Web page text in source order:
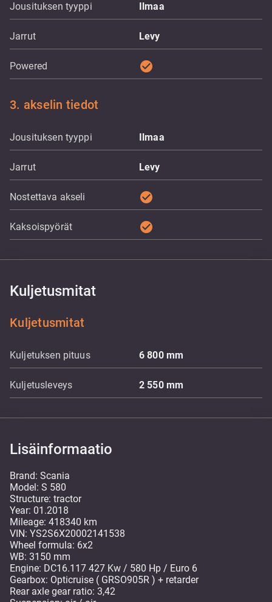
Jousituksen tyyppi Ilmaa
Jarrut Levy
Powered check_circle
3. akselin tiedot
Jousituksen tyyppi Ilmaa
Jarrut Levy
Nostettava akseli check_circle
Kaksoispyörät check_circle
Kuljetusmitat
Kuljetusmitat
Kuljetuksen pituus 6 800 mm
Kuljetusleveys 2 550 mm
Lisäinformaatio
Brand: Scania
Model: S 580
Structure: tractor
Year: 01.2018
Mileage: 418340 km
VIN: YS2S6X20002141538
Wheel formula: 6x2
WB: 3150 mm
Engine: DC16.117 427 Kw / 580 Hp / Euro 6
Gearbox: Opticruise ( GRSO905R ) + retarder
Rear axle gear ratio: 3,42